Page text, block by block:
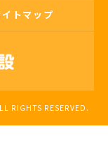
トマップ
RIGHTS RESERVED.